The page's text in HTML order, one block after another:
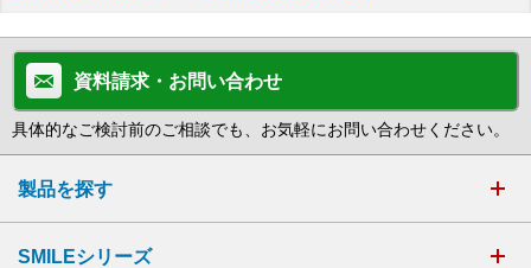
資料請求・お問い合わせ
具体的なご検討前のご相談でも、お気軽にお問い合わせください。
製品を探す
SMILEシリーズ